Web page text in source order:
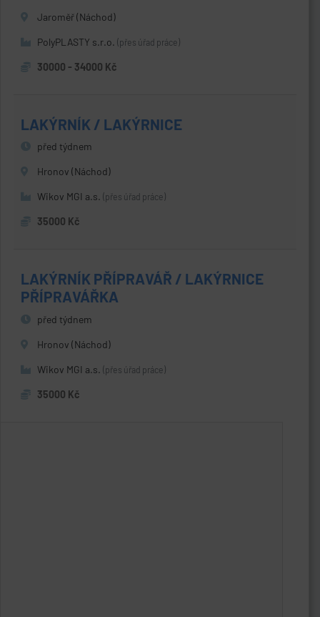
Jaroměř (Náchod)
PolyPLASTY s.r.o. (přes úřad práce)
30000 - 34000 Kč
LAKÝRNÍK / LAKÝRNICE
před týdnem
Hronov (Náchod)
Wikov MGI a.s. (přes úřad práce)
35000 Kč
LAKÝRNÍK PŘÍPRAVÁŘ / LAKÝRNICE
PŘÍPRAVÁŘKA
před týdnem
Hronov (Náchod)
Wikov MGI a.s. (přes úřad práce)
35000 Kč